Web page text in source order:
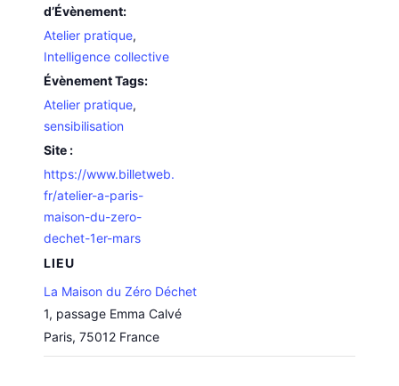
d’Évènement:
Atelier pratique,
Intelligence collective
Évènement Tags:
Atelier pratique,
sensibilisation
Site :
https://www.billetweb.
fr/atelier-a-paris-
maison-du-zero-
dechet-1er-mars
LIEU
La Maison du Zéro Déchet
1, passage Emma Calvé
Paris, 75012 France